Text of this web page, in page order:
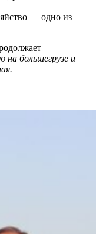
— одно из
на большегрузе и